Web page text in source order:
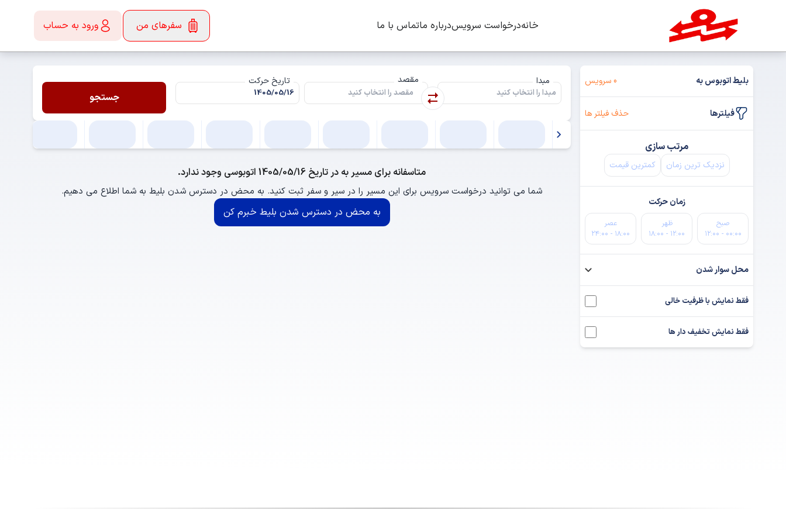
خانهدرخواست سرویسدرباره ماتماس با ما سفرهای من ورود به حساب
بلیط اتوبوس به 0 سرویس
فیلترها حذف فیلتر ها
مرتب سازی
نزدیک ترین زمان کمترین قیمت
زمان حرکت
صبح
۰۰:۰۰ - ۱۲:۰۰
ظهر
۱۲:۰۰ - ۱۸:۰۰
عصر
۱۸:۰۰ - ۲۴:۰۰
محل سوار شدن
فقط نمایش با ظرفیت خالی
فقط نمایش تخفیف دار ها
مبدا مقصد تاریخ حرکت
جستجو
متاسفانه برای مسیر به در تاریخ 1405/05/16 اتوبوسی وجود ندارد.
شما می توانید درخواست سرویس برای این مسیر را در سیر و سفر ثبت کنید. به محض در دسترس شدن بلیط به شما اطلاع می دهیم.
به محض در دسترس شدن بلیط خبرم کن